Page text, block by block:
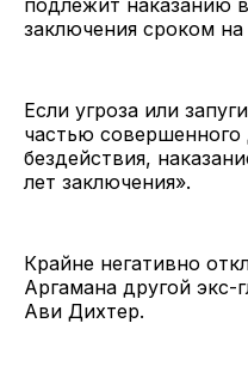
заключения сроком на
Если угроза или
частью совершенного
бездействия,
лет заключения».
Крайне негативно
Аргамана другой
Ави Дихтер.